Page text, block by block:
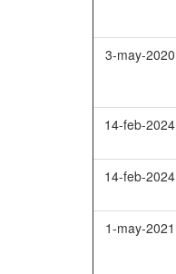
3-may-2020
14-feb-2024
14-feb-2024
1-may-2021